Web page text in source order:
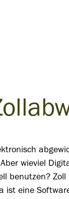
wieviel
benutzen?
ist eine